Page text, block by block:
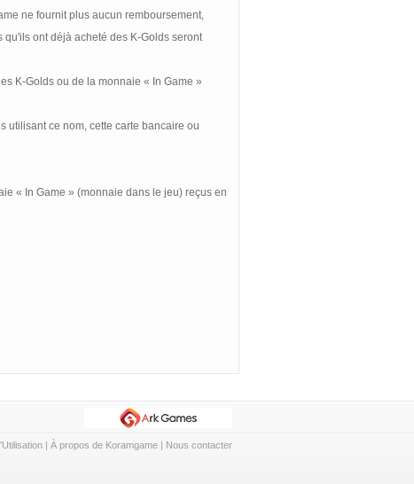
ne fournit plus aucun remboursement,
ont déjà acheté des K-Golds seront
K-Golds ou de la monnaie « In Game »
utilisant ce nom, cette carte bancaire ou
« In Game » (monnaie dans le jeu) reçus en
| À propos de Koramgame | Nous contacter